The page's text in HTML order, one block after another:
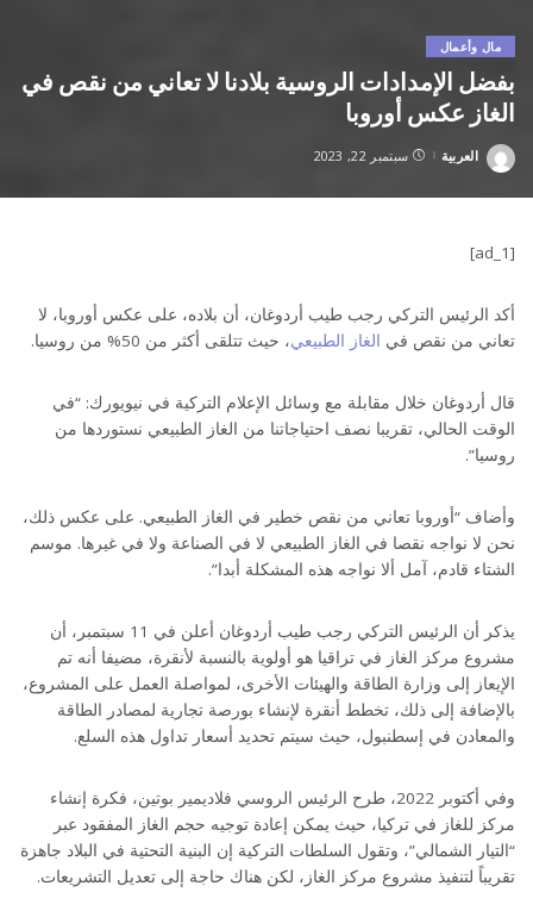
مال وأعمال
بفضل الإمدادات الروسية بلادنا لا تعاني من نقص في
الغاز عكس أوروبا
Posted
العربية سبتمبر 22, 2023
[ad_1]
أكد الرئيس التركي رجب طيب أردوغان، أن بلاده، على عكس أوروبا، لا
تعاني من نقص في الغاز الطبيعي، حيث تتلقى أكثر من 50% من روسيا.
قال أردوغان خلال مقابلة مع وسائل الإعلام التركية في نيويورك: “في
الوقت الحالي، تقريبا نصف احتياجاتنا من الغاز الطبيعي نستوردها من
روسيا”.
وأضاف “أوروبا تعاني من نقص خطير في الغاز الطبيعي. على عكس ذلك،
نحن لا نواجه نقصا في الغاز الطبيعي لا في الصناعة ولا في غيرها. موسم
الشتاء قادم، آمل ألا نواجه هذه المشكلة أبدا”.
يذكر أن الرئيس التركي رجب طيب أردوغان أعلن في 11 سبتمبر، أن
مشروع مركز الغاز في تراقيا هو أولوية بالنسبة لأنقرة، مضيفا أنه تم
الإيعاز إلى وزارة الطاقة والهيئات الأخرى، لمواصلة العمل على المشروع،
بالإضافة إلى ذلك، تخطط أنقرة لإنشاء بورصة تجارية لمصادر الطاقة
والمعادن في إسطنبول، حيث سيتم تحديد أسعار تداول هذه السلع.
وفي أكتوبر 2022، طرح الرئيس الروسي فلاديمير بوتين، فكرة إنشاء
مركز للغاز في تركيا، حيث يمكن إعادة توجيه حجم الغاز المفقود عبر
“التيار الشمالي”، وتقول السلطات التركية إن البنية التحتية في البلاد جاهزة
تقريباً لتنفيذ مشروع مركز الغاز، لكن هناك حاجة إلى تعديل التشريعات.